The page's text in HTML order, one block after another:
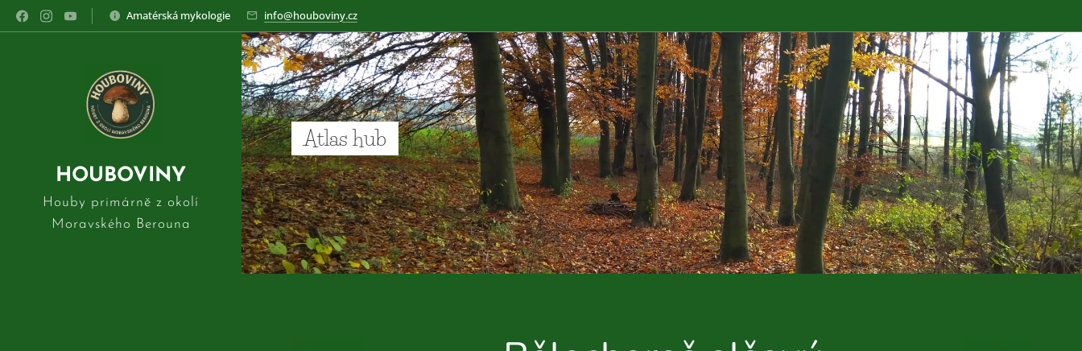
Amatérská mykologie info@houboviny.cz
HOUBOVINY
Houby primárně z okolí
Moravského Berouna
Atlas hub